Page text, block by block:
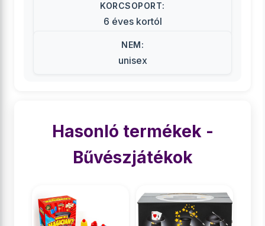
KORCSOPORT:
6 éves kortól
NEM:
unisex
Hasonló termékek -
Bűvészjátékok